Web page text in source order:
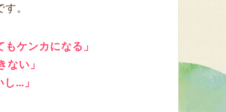
。
ケンカになる」
い」
…」